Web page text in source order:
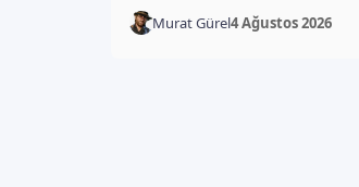
Murat Gürel4 Ağustos 2026